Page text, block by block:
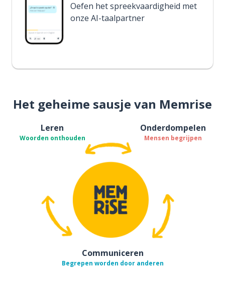
Oefen het spreekvaardigheid met
onze AI-taalpartner
Het geheime sausje van Memrise
Leren
Woorden onthouden
Onderdompelen
Mensen begrijpen
Communiceren
Begrepen worden door anderen